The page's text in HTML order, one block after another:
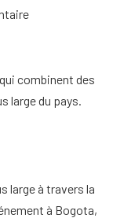
combinent des
large du pays.
large à travers la
à Bogota,